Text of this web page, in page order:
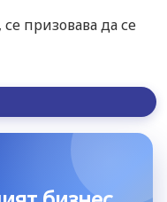
призовава да се